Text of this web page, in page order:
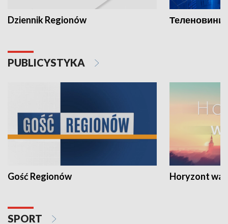
Dziennik Regionów Теленовини
PUBLICYSTYKA
Gość Regionów Horyzont
SPORT